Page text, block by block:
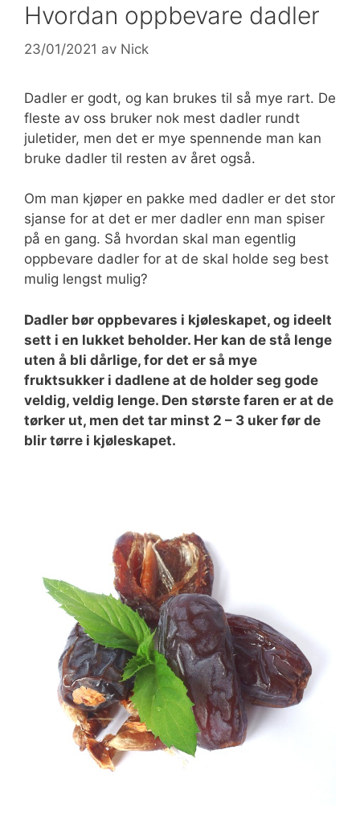
Hvordan oppbevare dadler
23/01/2021 av Nick
Dadler er godt, og kan brukes til så mye rart. De
fleste av oss bruker nok mest dadler rundt
juletider, men det er mye spennende man kan
bruke dadler til resten av året også.
Om man kjøper en pakke med dadler er det stor
sjanse for at det er mer dadler enn man spiser
på en gang. Så hvordan skal man egentlig
oppbevare dadler for at de skal holde seg best
mulig lengst mulig?
Dadler bør oppbevares i kjøleskapet, og ideelt
sett i en lukket beholder. Her kan de stå lenge
uten å bli dårlige, for det er så mye
fruktsukker i dadlene at de holder seg gode
veldig, veldig lenge. Den største faren er at de
tørker ut, men det tar minst 2 – 3 uker før de
blir tørre i kjøleskapet.